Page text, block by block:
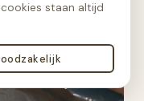
staan altijd